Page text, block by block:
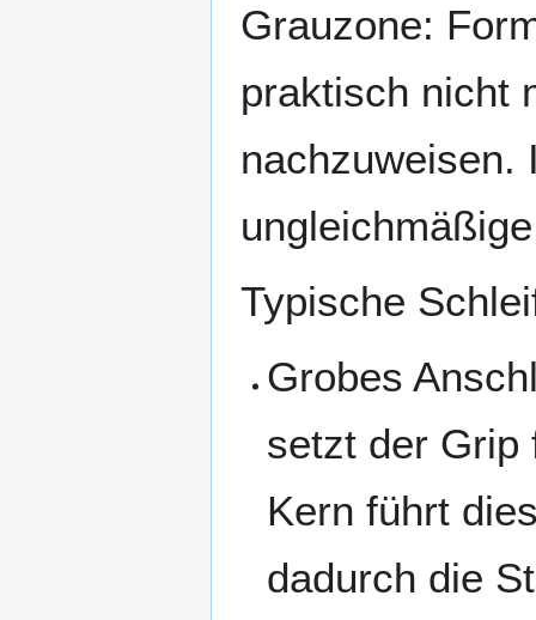
Grauzone:
praktisch nicht
nachzuweisen.
Typische
Grobes
setzt der Grip
Kern führt
dadurch die